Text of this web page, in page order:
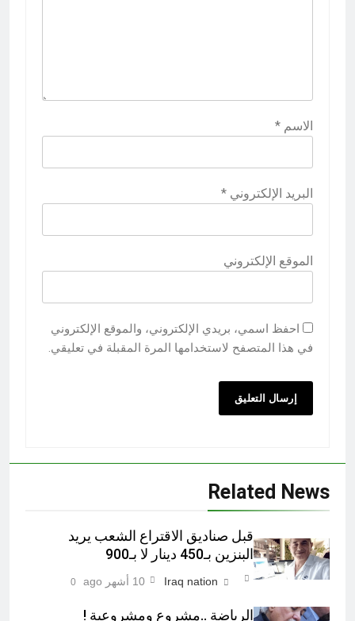
الاسم *
البريد الإلكتروني *
الموقع الإلكتروني
احفظ اسمي، بريدي الإلكتروني، والموقع الإلكتروني
في هذا المتصفح لاستخدامها المرة المقبلة في تعليقي.
Related News
قبل صناديق الاقتراع الشعب يريد
البنزين بـ450 دينار لا بـ900
Iraq nation 10 أشهر ago 0
الرياضة ..مشروع ومشروعية !